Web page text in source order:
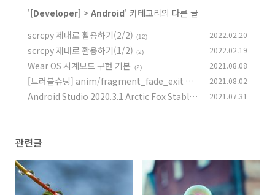
'[Developer] > Android' 카테고리의 다른 글
scrcpy 제대로 활용하기(2/2) (12) 2022.02.20
scrcpy 제대로 활용하기(1/2) (2) 2022.02.19
Wear OS 시계모드 구현 기본 (2) 2021.08.08
[트러블슈팅] anim/fragment_fade_exit no
t found 에러 발생 (0)
2021.08.02
Android Studio 2020.3.1 Arctic Fox Stable
2021.07.31
관련글